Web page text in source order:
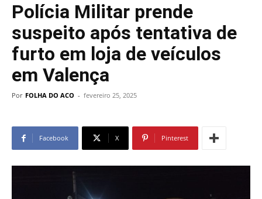
Polícia Militar prende
suspeito após tentativa de
furto em loja de veículos
em Valença
Por FOLHA DO ACO - fevereiro 25, 2025
Facebook X Pinterest